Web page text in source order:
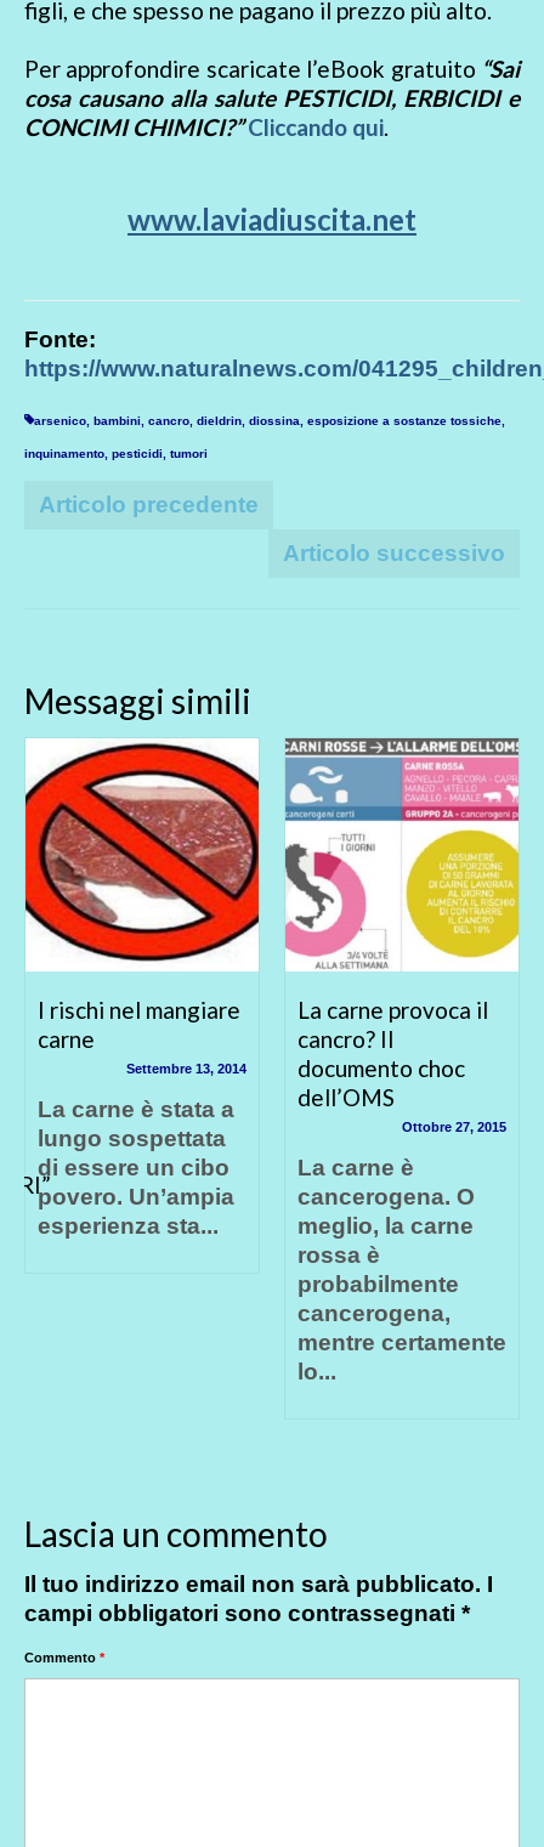
figli, e che spesso ne pagano il prezzo più alto.
Per approfondire scaricate l’eBook gratuito “Sai
cosa causano alla salute PESTICIDI, ERBICIDI e
CONCIMI CHIMICI?” Cliccando qui.
www.laviadiuscita.net
Fonte:
https://www.naturalnews.com/
arsenico, bambini, cancro, dieldrin, diossina, esposizione a sostanze tossiche,
inquinamento, pesticidi, tumori
Articolo precedente
Articolo successivo
Messaggi simili
La carne provoca il
cancro? Il
documento choc
dell’OMS
La carne è
cancerogena. O
meglio, la carne
Il vino fa buon
sangue, i pesticidi
no… Perchè non
bisogna toccare il
Prosecco… se non è
Biologico
del Prof. Giuseppe
Altieri,
Agroecologo
Sono oltre 20 i
trattamenti chimici
Lascia un commento
Il tuo indirizzo email non sarà pubblicato. I
campi obbligatori sono contrassegnati *
Commento *